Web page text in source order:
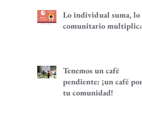
Lo individual suma, lo
comunitario multiplica
Tenemos un café
pendiente: ¡un café por
tu comunidad!